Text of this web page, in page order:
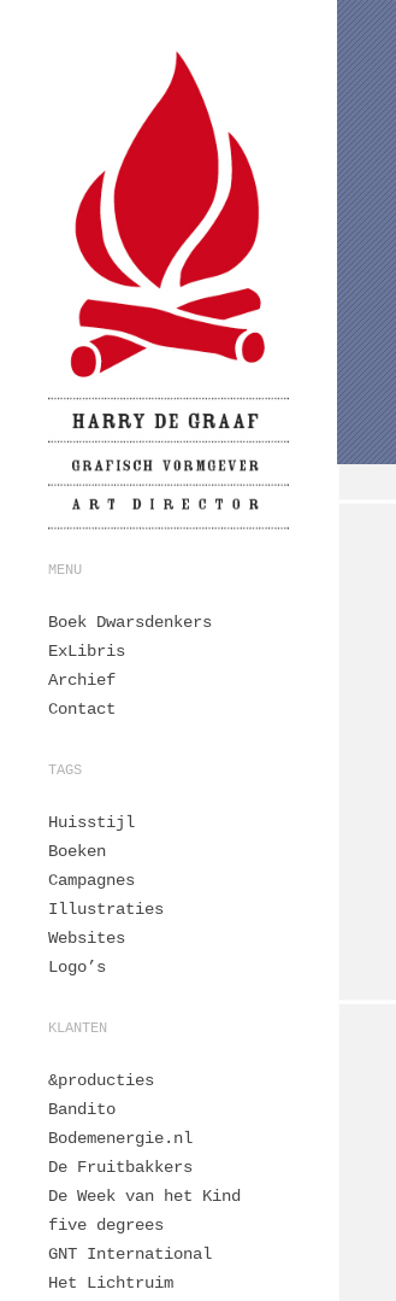
MENU
Boek Dwarsdenkers
ExLibris
Archief
Contact
TAGS
Huisstijl
Boeken
Campagnes
Illustraties
Websites
Logo’s
KLANTEN
&producties
Bandito
Bodemenergie.nl
De Fruitbakkers
De Week van het Kind
five degrees
GNT International
Het Lichtruim